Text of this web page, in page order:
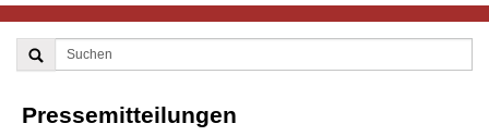
Pressemitteilungen